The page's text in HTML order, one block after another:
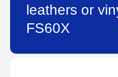
leathers or
FS60X